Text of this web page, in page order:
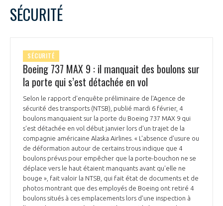
SÉCURITÉ
SÉCURITÉ
Boeing 737 MAX 9 : il manquait des boulons sur
la porte qui s’est détachée en vol
Selon le rapport d'enquête préliminaire de l'Agence de
sécurité des transports (NTSB), publié mardi 6 février, 4
boulons manquaient sur la porte du Boeing 737 MAX 9 qui
s'est détachée en vol début janvier lors d'un trajet de la
compagnie américaine Alaska Airlines. « L'absence d'usure ou
de déformation autour de certains trous indique que 4
boulons prévus pour empêcher que la porte-bouchon ne se
déplace vers le haut étaient manquants avant qu'elle ne
bouge », fait valoir la NTSB, qui fait état de documents et de
photos montrant que des employés de Boeing ont retiré 4
boulons situés à ces emplacements lors d'une inspection à